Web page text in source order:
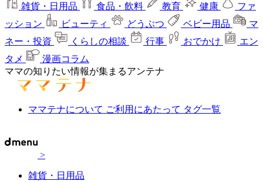
雑貨・日用品 食品・飲料 教育 健康
ファ
ッション
ビューティ どうぶつ ベビー用品
マ
ネー・投資
くらしの相談 行事 おでかけ
エン
タメ
漫画コラム
ママの知りたい情報が集まるアンテナ
ママテナについて ご利用にあたって タグ一覧
>
雑貨・日用品